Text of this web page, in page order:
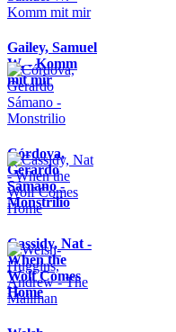
Gailey, Samuel
W. - Komm
mit mir
Córdova,
Gerardo
Sámano -
Monstrilio
Cassidy, Nat -
When the
Wolf Comes
Home